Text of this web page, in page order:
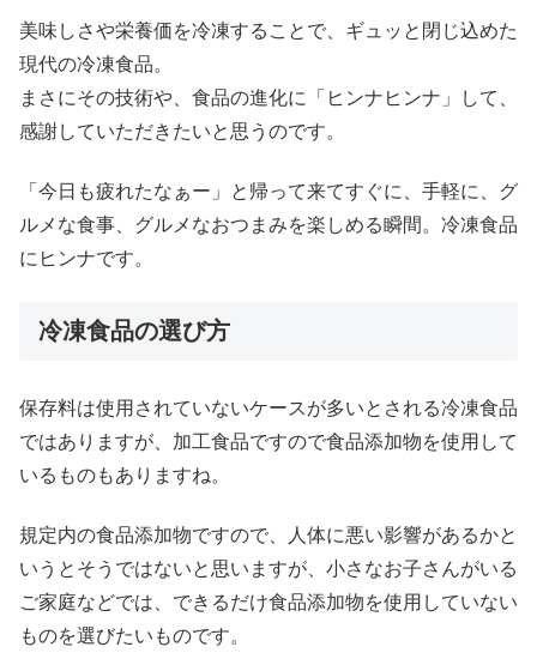
美味しさや栄養価を冷凍することで、ギュッと閉じ込めた
現代の冷凍食品。
まさにその技術や、食品の進化に「ヒンナヒンナ」して、
感謝していただきたいと思うのです。
「今日も疲れたなぁー」と帰って来てすぐに、手軽に、グ
ルメな食事、グルメなおつまみを楽しめる瞬間。冷凍食品
にヒンナです。
冷凍食品の選び方
保存料は使用されていないケースが多いとされる冷凍食品
ではありますが、加工食品ですので食品添加物を使用して
いるものもありますね。
規定内の食品添加物ですので、人体に悪い影響があるかと
いうとそうではないと思いますが、小さなお子さんがいる
ご家庭などでは、できるだけ食品添加物を使用していない
ものを選びたいものです。